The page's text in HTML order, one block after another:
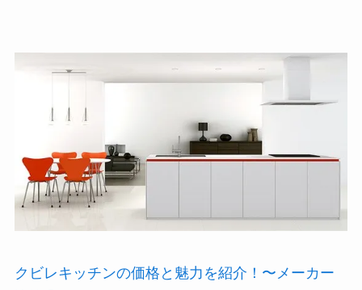
クビレキッチンの価格と魅力を紹介！〜メーカー